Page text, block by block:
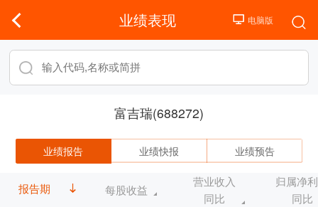
业绩表现
富吉瑞(688272)
业绩报告 业绩快报 业绩预告
报告期 每股收益
营业收入
同比
归属净
同比